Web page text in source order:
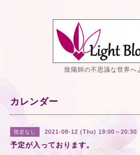
陰陽師の不思議な世界へ
カレンダー
指定なし 2021-08-12 (Thu) 19:00～20:30
予定が入っております。